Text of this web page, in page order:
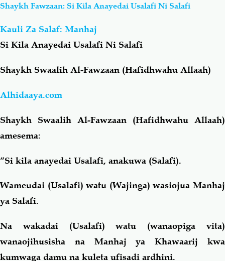
Aqiydah
Shirki & Kufru Bid-'ah (Uzushi)
Salaf Wa Ummah Firaq-Makundi
Fiqh-Ibaadah
Fataawa Za Ulamaa
Akhlaaq-Aadaab Raqaaiq
Familia-Jamii Maswali-Majibu
Chemsha Bongo Vitabu
Mapishi
Shaykh Fawzaan: Si Kila Anayedai Usalafi Ni Salafi
Kauli Za Salaf: Manhaj
Si Kila Anayedai Usalafi Ni Salafi
Shaykh Swaalih Al-Fawzaan (Hafidhwahu Allaah)
Alhidaaya.com
Shaykh Swaalih Al-Fawzaan (Hafidhwahu Allaah)
amesema:
“Si kila anayedai Usalafi, anakuwa (Salafi).
Wameudai (Usalafi) watu (Wajinga) wasiojua Manhaj
ya Salafi.
Na wakadai (Usalafi) watu (wanaopiga vita)
wanaojihusisha na Manhaj ya Khawaarij kwa
kumwaga damu na kuleta ufisadi ardhini.